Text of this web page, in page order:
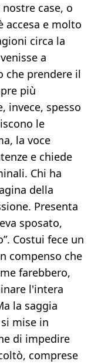
case, o
accesa e molto
circa la
a
che prendere il
più
invece, spesso
le
la voce
e chiede
Chi ha
della
Presenta
sposato,
Costui fece un
compenso che
farebbero,
l'intera
la saggia
mise in
di impedire
comprese